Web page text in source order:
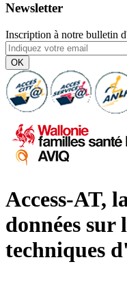
Newsletter
Inscription à notre bulletin
OK
Access-AT,
données sur
techniques